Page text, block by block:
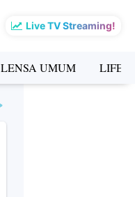
Live TV Streaming!
LENSA UMUM